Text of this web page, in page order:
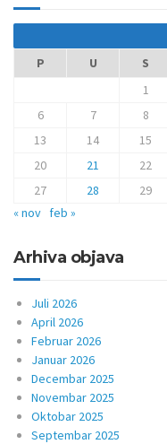
P U S
1
6
7 8
13
14 15
20
21 22
27
28 29
« nov feb »
Arhiva objava
Juli 2026
April 2026
Februar 2026
Januar 2026
Decembar 2025
Novembar 2025
Oktobar 2025
Septembar 2025